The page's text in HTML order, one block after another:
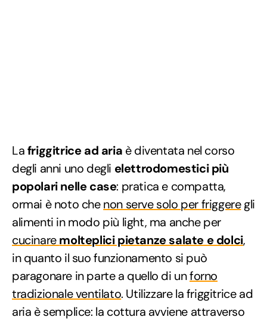
Lafriggitrice ad aria è diventata nel corso
degli anni uno degli elettrodomestici più
popolari nelle case: pratica e compatta,
ormai è noto chenon serve solo per friggeregli
alimenti in modo più light, ma anche per
cucinaremolteplici pietanze salate e dolci,
in quanto il suo funzionamento si può
paragonare in parte a quello di unforno
tradizionale ventilato. Utilizzare la friggitrice ad
aria è semplice: la cottura avviene attraverso